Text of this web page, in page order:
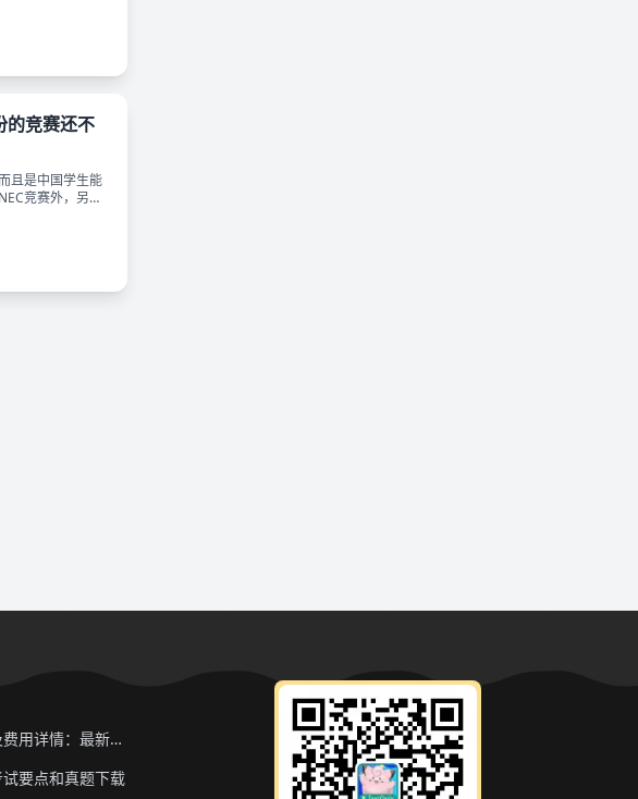
的竞赛还不
且是中国学生能
竞赛外，另一
2025年AP报名时间及费用详情：最新香港、韩国、新加坡二轮报名信息
要点和真题下载